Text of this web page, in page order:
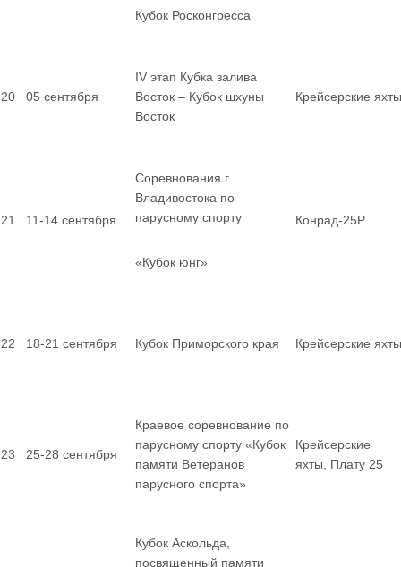
Кубок Росконгресса
20 05 сентября
IV этап Кубка залива
Восток – Кубок шхуны
Восток
Крейсерские яхты
21 11-14 сентября
Соревнования г.
Владивостока по
парусному спорту
«Кубок юнг»
Конрад-25Р
22 18-21 сентября Кубок Приморского края Крейсерские яхты
23 25-28 сентября
Краевое соревнование по
парусному спорту «Кубок
памяти Ветеранов
парусного спорта»
Крейсерские
яхты, Плату 25
Кубок Аскольда,
посвященный памяти